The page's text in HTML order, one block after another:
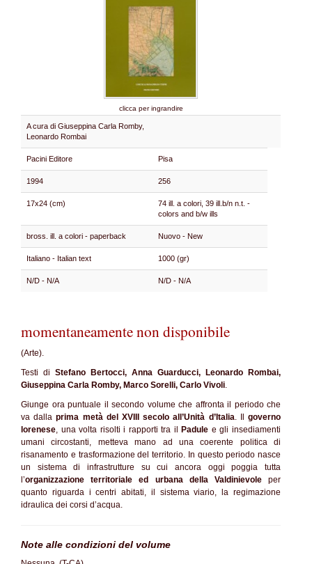
clicca per ingrandire
A cura di Giuseppina Carla Romby,
Leonardo Rombai
Pacini Editore Pisa
1994 256
17x24 (cm)
74 ill. a colori, 39 ill.b/n n.t. -
colors and b/w ills
bross. ill. a colori - paperback Nuovo - New
Italiano - Italian text 1000 (gr)
N/D - N/A N/D - N/A
momentaneamente non disponibile
(Arte).
Testi di Stefano Bertocci, Anna Guarducci, Leonardo Rombai,
Giuseppina Carla Romby, Marco Sorelli, Carlo Vivoli.
Giunge ora puntuale il secondo volume che affronta il periodo che
va dallaprima metà del XVIII secolo all’Unità d’Italia. Ilgoverno
lorenese, una volta risolti i rapporti tra il Padule e gli insediamenti
umani circostanti, metteva mano ad una coerente politica di
risanamento e trasformazione del territorio. In questo periodo nasce
un sistema di infrastrutture su cui ancora oggi poggia tutta
l’organizzazione territoriale ed urbana della Valdinievoleper
quanto riguarda i centri abitati, il sistema viario, la regimazione
idraulica dei corsi d’acqua.
Note alle condizioni del volume